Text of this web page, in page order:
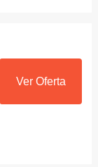
Ver Oferta